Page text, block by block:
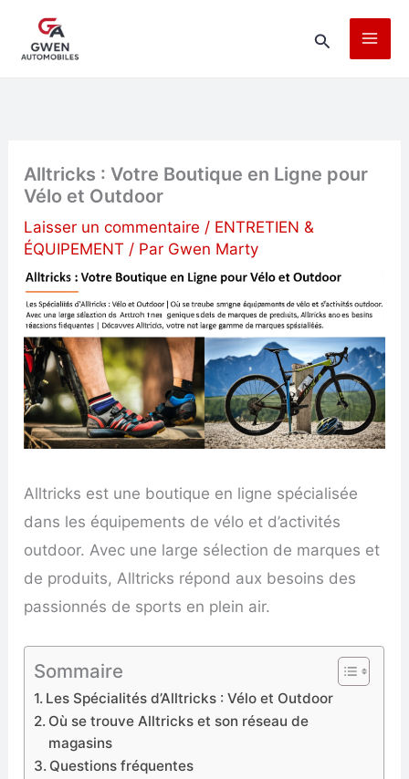
Rechercher
Alltricks : Votre Boutique en Ligne pour
Vélo et Outdoor
Laisser un commentaire / ENTRETIEN &
ÉQUIPEMENT / Par Gwen Marty
Alltricks est une boutique en ligne spécialisée
dans les équipements de vélo et d’activités
outdoor. Avec une large sélection de marques et
de produits, Alltricks répond aux besoins des
passionnés de sports en plein air.
Sommaire
Les Spécialités d’Alltricks : Vélo et Outdoor
Où se trouve Alltricks et son réseau de
magasins
Questions fréquentes